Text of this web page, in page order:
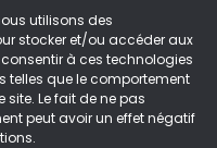
utilisons des
stocker et/ou accéder aux
à ces technologies
telles que le comportement
Le fait de ne pas
peut avoir un effet négatif
Sword